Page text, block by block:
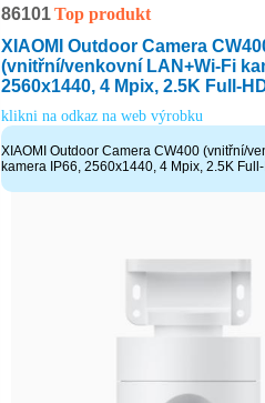
86101Top produkt
XIAOMI Outdoor Camera
(vnitřní/venkovní LAN+Wi-Fi
2560x1440, 4 Mpix, 2.5K Full-
klikni na odkaz na web výrobku
XIAOMI Outdoor Camera CW400 (vnitřní/
kamera IP66, 2560x1440, 4 Mpix, 2.5K